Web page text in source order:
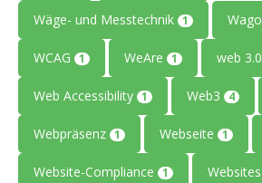
Wäge- und Messtechnik 1 Wago
WCAG 1 WeAre 1 web 3.0
Web Accessibility 1 Web3 4
Webpräsenz 1 Webseite 1
Website-Compliance 1 Websites